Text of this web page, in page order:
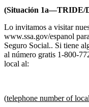
(Situación 1a—TRIDE/
Lo invitamos a visitar
www.ssa.gov/espanol
Seguro Social.. Si tiene
al número gratis 1-800-
local al:
(telephone number of